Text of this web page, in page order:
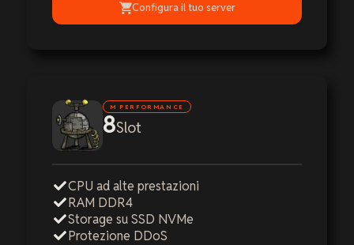
Configura il tuo server
M PERFORMANCE
8Slot
CPU ad alte prestazioni
RAM DDR4
Storage su SSD NVMe
Protezione DDoS